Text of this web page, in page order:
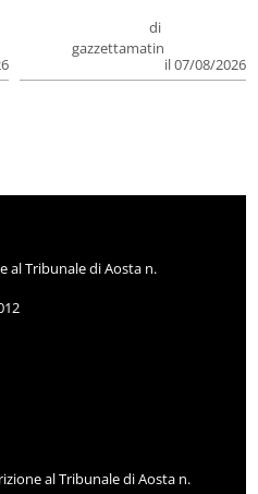
di
gazzettamatin
il 07/08/2026
al Tribunale di Aosta n.
al Tribunale di Aosta n.